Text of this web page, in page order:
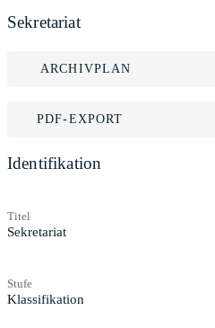
Sekretariat
ARCHIVPLAN
PDF-EXPORT
Identifikation
Titel
Sekretariat
Stufe
Klassifikation